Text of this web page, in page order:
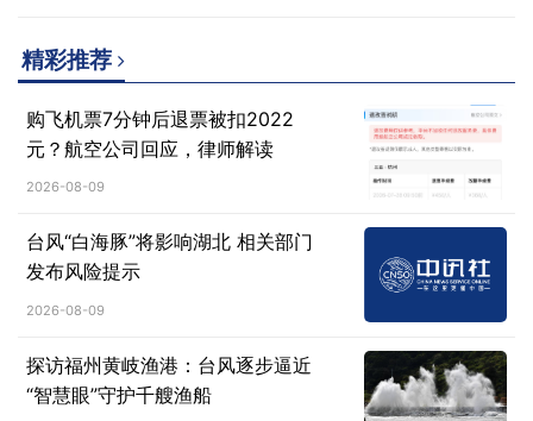
精彩推荐
购飞机票7分钟后退票被扣2022
元？航空公司回应，律师解读
2026-08-09
台风“白海豚”将影响湖北 相关部门
发布风险提示
2026-08-09
探访福州黄岐渔港：台风逐步逼近
“智慧眼”守护千艘渔船